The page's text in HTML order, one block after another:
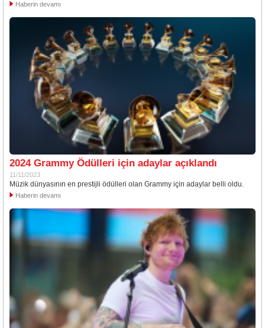
Haberin devamı
2024 Grammy Ödülleri için adaylar açıklandı
11/11/2023
Müzik dünyasının en prestijli ödülleri olan Grammy için adaylar belli oldu.
Haberin devamı